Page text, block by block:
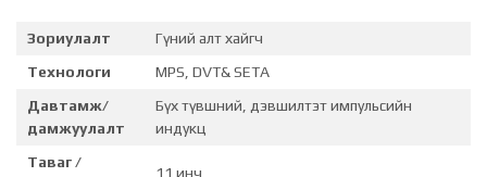
Зориулалт
Гүний алт хайгч
Технологи
MPS, DVT& SETA
Давтамж/
дамжуулалт
Бүх түвшний, дэвшилтэт импульсийн
индукц
Таваг /
11 инч